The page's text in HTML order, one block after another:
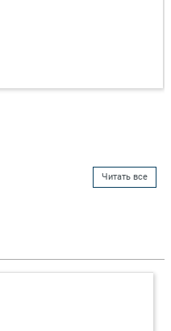
Читать все